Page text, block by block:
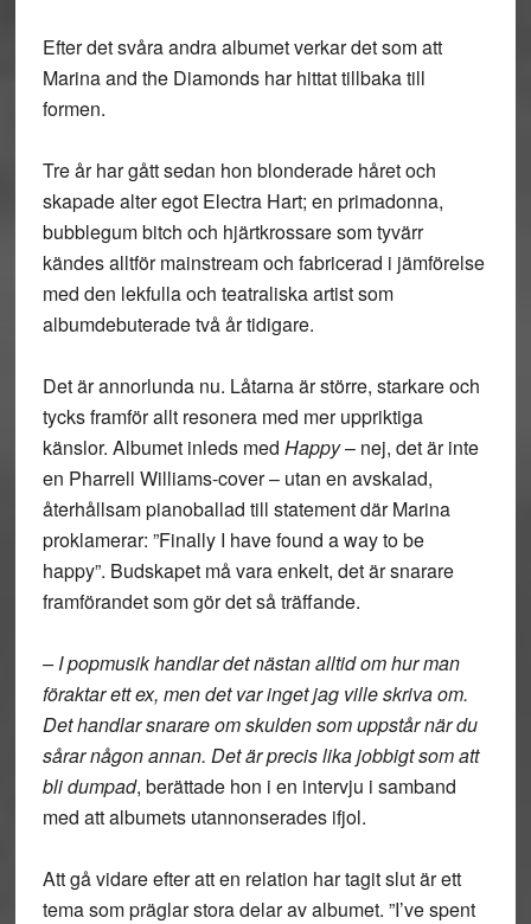
Efter det svåra andra albumet verkar det som att
Marina and the Diamonds har hittat tillbaka till
formen.
Tre år har gått sedan hon blonderade håret och
skapade alter egot Electra Hart; en primadonna,
bubblegum bitch och hjärtkrossare som tyvärr
kändes alltför mainstream och fabricerad i jämförelse
med den lekfulla och teatraliska artist som
albumdebuterade två år tidigare.
Det är annorlunda nu. Låtarna är större, starkare och
tycks framför allt resonera med mer uppriktiga
känslor. Albumet inleds med Happy– nej, det är inte
en Pharrell Williams-cover – utan en avskalad,
återhållsam pianoballad till statement där Marina
proklamerar: ”Finally I have found a way to be
happy”. Budskapet må vara enkelt, det är snarare
framförandet som gör det så träffande.
– I popmusik handlar det nästan alltid om hur man
föraktar ett ex, men det var inget jag ville skriva om.
Det handlar snarare om skulden som uppstår när du
sårar någon annan. Det är precis lika jobbigt som att
bli dumpad, berättade hon i en intervju i samband
med att albumets utannonserades ifjol.
Att gå vidare efter att en relation har tagit slut är ett
tema som präglar stora delar av albumet. ”I’ve spent